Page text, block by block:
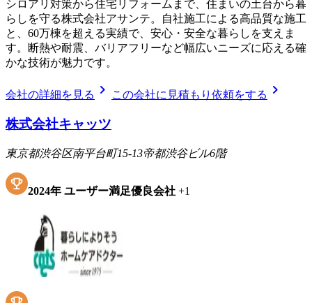
シロアリ対策から住宅リフォームまで、住まいの土台から暮
らしを守る株式会社アサンテ。自社施工による高品質な施工
と、60万棟を超える実績で、安心・安全な暮らしを支えま
す。断熱や耐震、バリアフリーなど幅広いニーズに応える確
かな技術が魅力です。
会社の詳細を見る chevron_right この会社に見積もり依頼をする chevron_right
株式会社キャッツ
東京都渋谷区南平台町15-13帝都渋谷ビル6階
2024年 ユーザー満足優良会社 +1